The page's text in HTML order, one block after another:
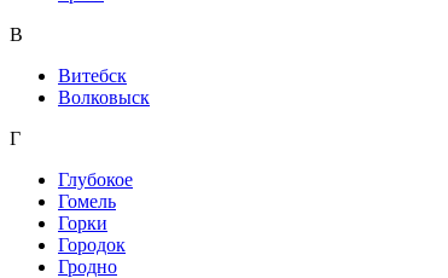
В
Витебск
Волковыск
Г
Глубокое
Гомель
Горки
Городок
Гродно